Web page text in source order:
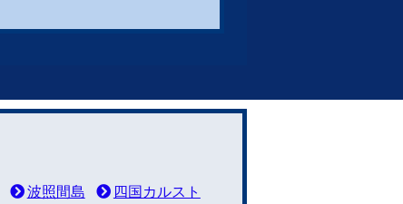
波照間島 四国カルスト